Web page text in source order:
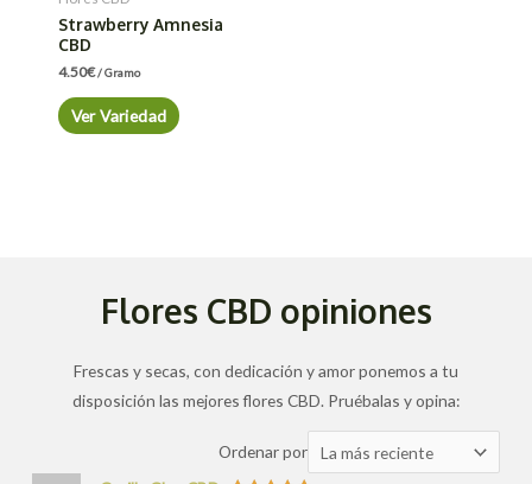
Strawberry Amnesia
CBD
4.50€/ Gramo
Ver Variedad
Flores CBD opiniones
Frescas y secas, con dedicación y amor ponemos a tu
disposición las mejores flores CBD. Pruébalas y opina:
Ordenar por Ordenar
las